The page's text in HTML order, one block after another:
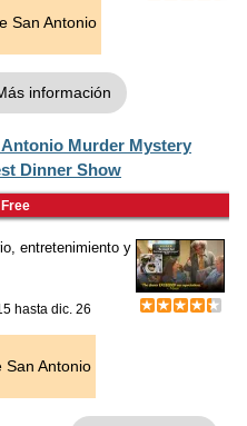
San Antonio
información
Murder Mystery
Dinner Show
entretenimiento y
hasta dic. 26
San Antonio